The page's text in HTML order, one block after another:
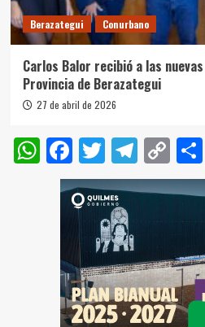
Berazategui Conurbano
Carlos Balor recibió a las
Provincia de Berazategui
27 de abril de 2026
WhatsApp
Facebook
Twitter